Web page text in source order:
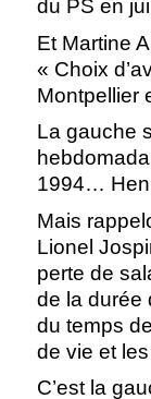
du PS en
Et Martine
« Choix
Montpellier
La gauche
1994…
Mais
Lionel
perte de
de la durée
du temps
de vie et
C’est la